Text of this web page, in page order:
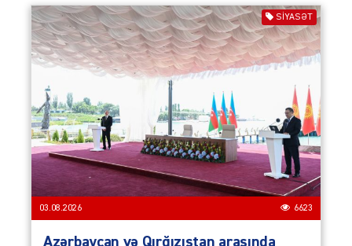
SIYASƏT
03.08.2026 6623
Azərbaycan və Qırğızıstan arasında